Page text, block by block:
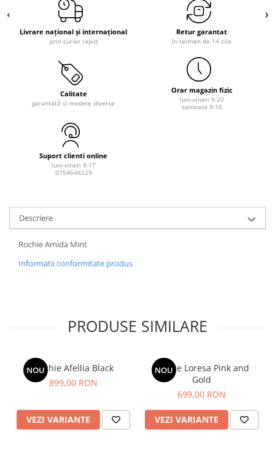
Livrare național și internațional
prin curier rapid
Retur garantat
în termen de 14 zile
Calitate
garantată și modele diverse
Orar magazin fizic
luni-vineri 9-20
sambata 9-16
Suport clienti online
luni-vineri 9-17
0754648229
Descriere
Rochie Amida Mint
Informatii conformitate produs
PRODUSE SIMILARE
NOU
Rochie Afellia Black
899,00 RON
VEZI VARIANTE
NOU
Rochie Loresa Pink and
Gold
699,00 RON
VEZI VARIANTE